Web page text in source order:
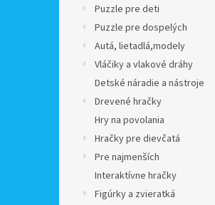
Puzzle pre deti
Puzzle pre dospelých
Autá, lietadlá,modely
Vláčiky a vlakové dráhy
Detské náradie a nástroje
Drevené hračky
Hry na povolania
Hračky pre dievčatá
Pre najmenších
Interaktívne hračky
Figúrky a zvieratká